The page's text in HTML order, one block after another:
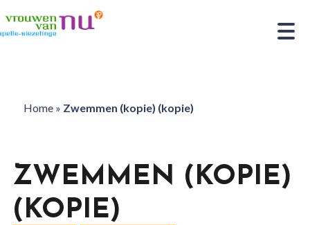
Home» Zwemmen (kopie) (kopie)
ZWEMMEN (KOPIE)
(KOPIE)